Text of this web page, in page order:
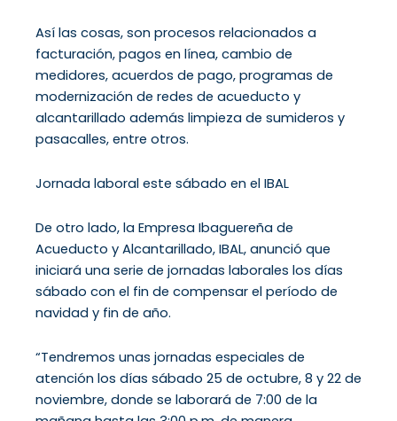
Así las cosas, son procesos relacionados a
facturación, pagos en línea, cambio de
medidores, acuerdos de pago, programas de
modernización de redes de acueducto y
alcantarillado además limpieza de sumideros y
pasacalles, entre otros.
Jornada laboral este sábado en el IBAL
De otro lado, la Empresa Ibaguereña de
Acueducto y Alcantarillado, IBAL, anunció que
iniciará una serie de jornadas laborales los días
sábado con el fin de compensar el período de
navidad y fin de año.
“Tendremos unas jornadas especiales de
atención los días sábado 25 de octubre, 8 y 22 de
noviembre, donde se laborará de 7:00 de la